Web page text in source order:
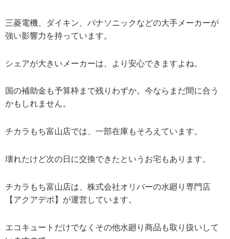
三菱電機、ダイキン、パナソニックなどの大手メーカーが
強い影響力を持っています。
シェアが大きいメーカーは、より安心できますよね。
国の補助金も予算枠まで残りわずか。今ならまだ間に合う
かもしれません。
チカラもち富山店では、一部在庫もそろえています。
壊れたけど次の日に交換できたというお宅もあります。
チカラもち富山店は、株式会社オリバーの水廻り専門店
【アクアデポ】が運営しています。
エコキュートだけでなくその他水廻り商品も取り扱いして